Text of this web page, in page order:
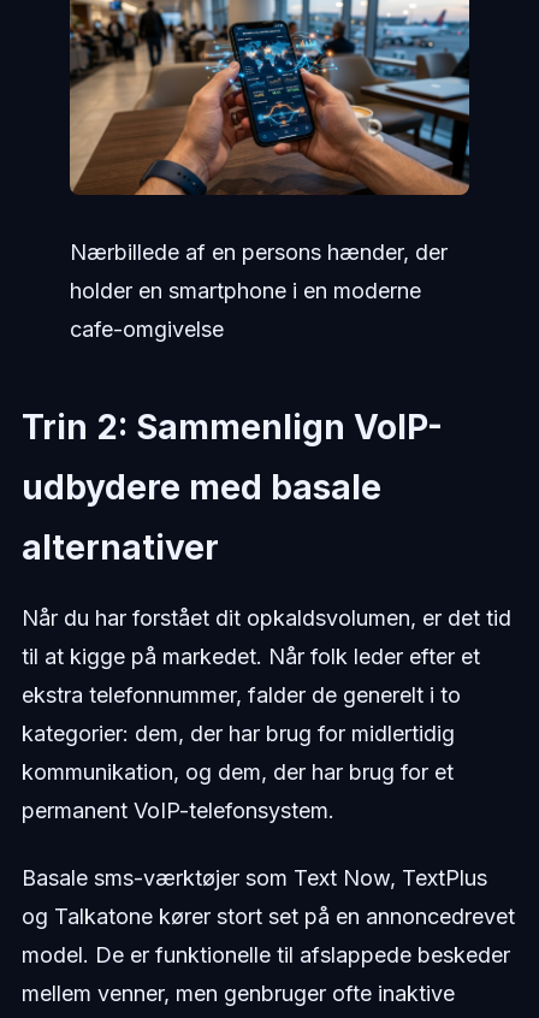
Nærbillede af en persons hænder, der
holder en smartphone i en moderne
cafe-omgivelse
Trin 2: Sammenlign VoIP-
udbydere med basale
alternativer
Når du har forstået dit opkaldsvolumen, er det tid
til at kigge på markedet. Når folk leder efter et
ekstra telefonnummer, falder de generelt i to
kategorier: dem, der har brug for midlertidig
kommunikation, og dem, der har brug for et
permanent VoIP-telefonsystem.
Basale sms-værktøjer som Text Now, TextPlus
og Talkatone kører stort set på en annoncedrevet
model. De er funktionelle til afslappede beskeder
mellem venner, men genbruger ofte inaktive